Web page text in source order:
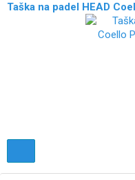
Taška na padel HEAD